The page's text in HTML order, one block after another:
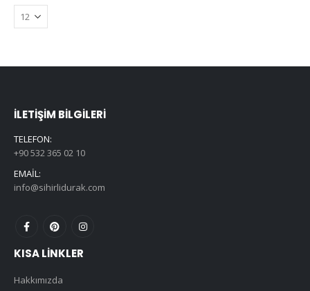
İLETIŞIM BILGILERI
TELEFON:
+90 532 365 02 10
EMAIL:
info@sihirlidurak.com
KISA LINKLER
Hakkımızda